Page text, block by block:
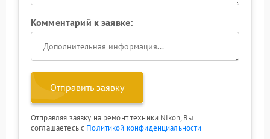
Комментарий к заявке:
Отправить заявку
Отправляя заявку на ремонт техники Nikon, Вы
соглашаетесь с Политикой конфиденциальности